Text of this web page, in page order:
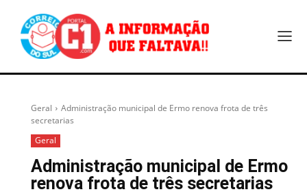
Geral
Administração municipal de Ermo renova frota de três
secretarias
Geral
Administração municipal de Ermo
renova frota de três secretarias